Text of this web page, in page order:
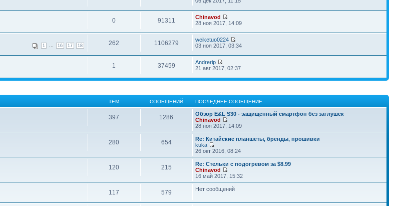
0 91311
Chinavod
28 ноя 2017, 14:09
1 16 17 18 262 1106279
weiketuo0224
03 ноя 2017, 03:34
1 37459
Andrerip
21 авг 2017, 02:37
ТЕМ СООБЩЕНИЙ ПОСЛЕДНЕЕ СООБЩЕНИЕ
397 1286
Обзор E&L S30 - защищенный смартфон без заглушек
Chinavod
28 ноя 2017, 14:09
280 654
Re: Китайские планшеты, бренды, прошивки
kuka
26 окт 2016, 08:24
120 215
Re: Стельки с подогревом за $8.99
Chinavod
16 май 2017, 15:32
117 579 Нет сообщений